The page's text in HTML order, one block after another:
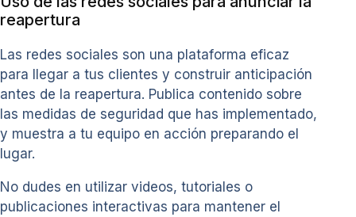
reapertura
Las redes sociales son una plataforma eficaz
para llegar a tus clientes y construir anticipación
antes de la reapertura. Publica contenido sobre
las medidas de seguridad que has implementado,
y muestra a tu equipo en acción preparando el
lugar.
No dudes en utilizar videos, tutoriales o
publicaciones interactivas para mantener el